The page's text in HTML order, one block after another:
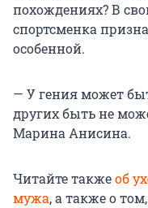
похождениях? В
спортсменка
особенной.
— У гения может
других быть не
Марина Анисина.
Читайте такжеоб
мужа, а также о